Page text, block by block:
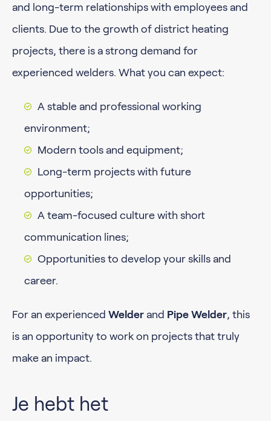
and long-term relationships with employees and
clients. Due to the growth of district heating
projects, there is a strong demand for
experienced welders. What you can expect:
A stable and professional working
environment;
Modern tools and equipment;
Long-term projects with future
opportunities;
A team-focused culture with short
communication lines;
Opportunities to develop your skills and
career.
For an experienced Welder and Pipe Welder, this
is an opportunity to work on projects that truly
make an impact.
Je hebt het